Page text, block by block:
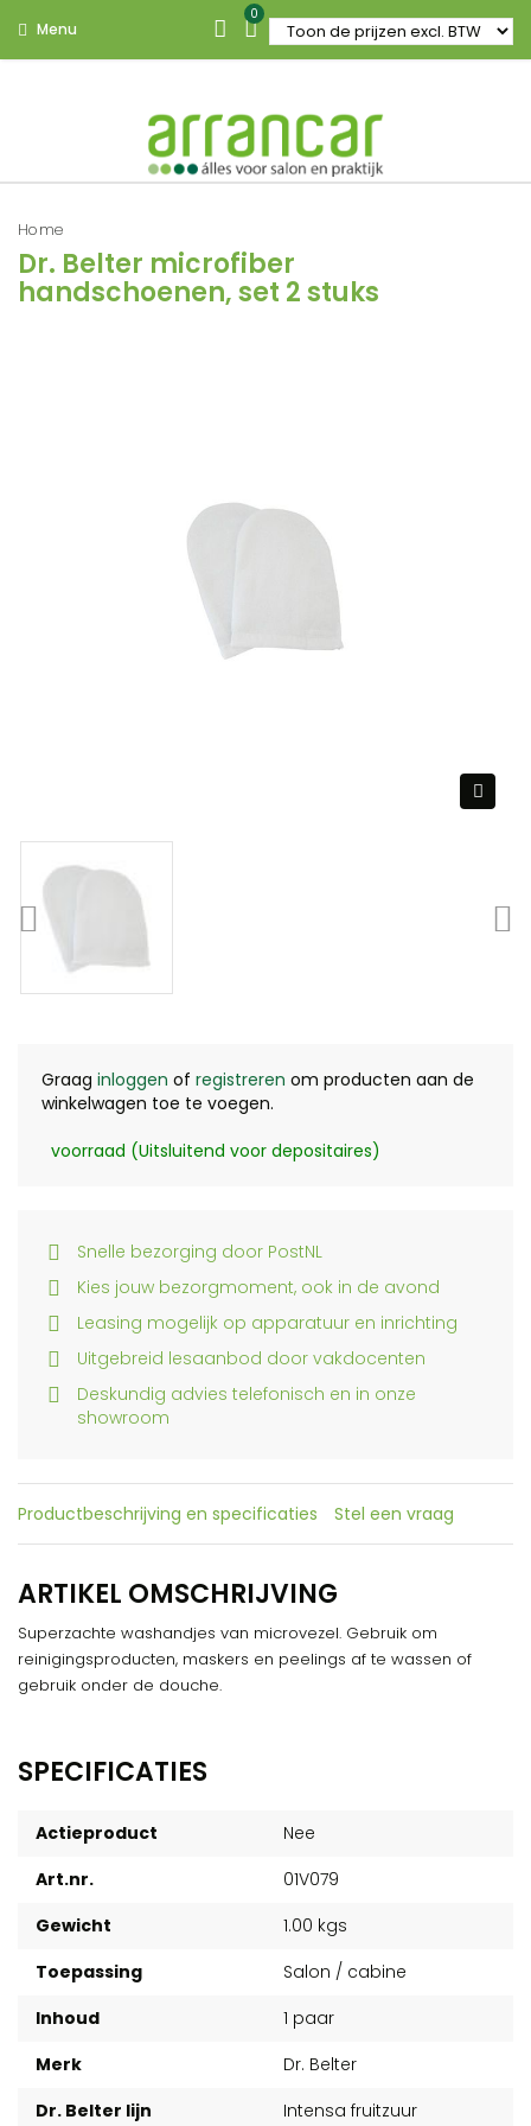
Menu
0
Home
Dr. Belter microfiber
handschoenen, set 2 stuks
Graag inloggen of registreren om producten aan de
winkelwagen toe te voegen.
voorraad (Uitsluitend voor depositaires)
Snelle bezorging door PostNL
Kies jouw bezorgmoment, ook in de avond
Leasing mogelijk op apparatuur en inrichting
Uitgebreid lesaanbod door vakdocenten
Deskundig advies telefonisch en in onze
showroom
Productbeschrijving en specificaties Stel een vraag
ARTIKEL OMSCHRIJVING
Superzachte washandjes van microvezel. Gebruik om
reinigingsproducten, maskers en peelings af te wassen of
gebruik onder de douche.
SPECIFICATIES
Actieproduct
Nee
Art.nr.
01V079
Gewicht
1.00 kgs
Toepassing
Salon / cabine
Inhoud
1 paar
Merk
Dr. Belter
Dr. Belter lijn
Intensa fruitzuur